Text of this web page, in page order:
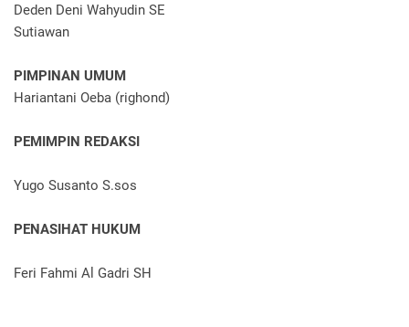
Deden Deni Wahyudin SE
Sutiawan
PIMPINAN UMUM
Hariantani Oeba (righond)
PEMIMPIN REDAKSI
Yugo Susanto S.sos
PENASIHAT HUKUM
Feri Fahmi Al Gadri SH